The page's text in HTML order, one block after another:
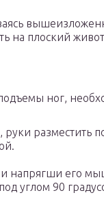
на плоский
ног,
руки разместить
напрягши его
углом 90